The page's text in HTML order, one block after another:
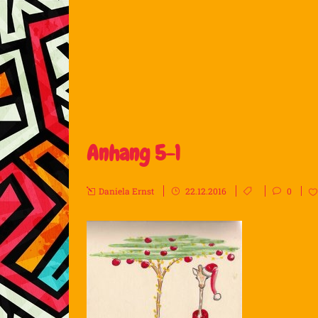
Anhang 5-1
Daniela Ernst 22.12.2016 0